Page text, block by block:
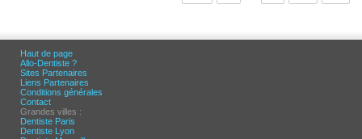
Haut de page
Allo-Dentiste ?
Sites Partenaires
Liens Partenaires
Conditions générales
Contact
Grandes villes :
Dentiste Paris
Dentiste Lyon